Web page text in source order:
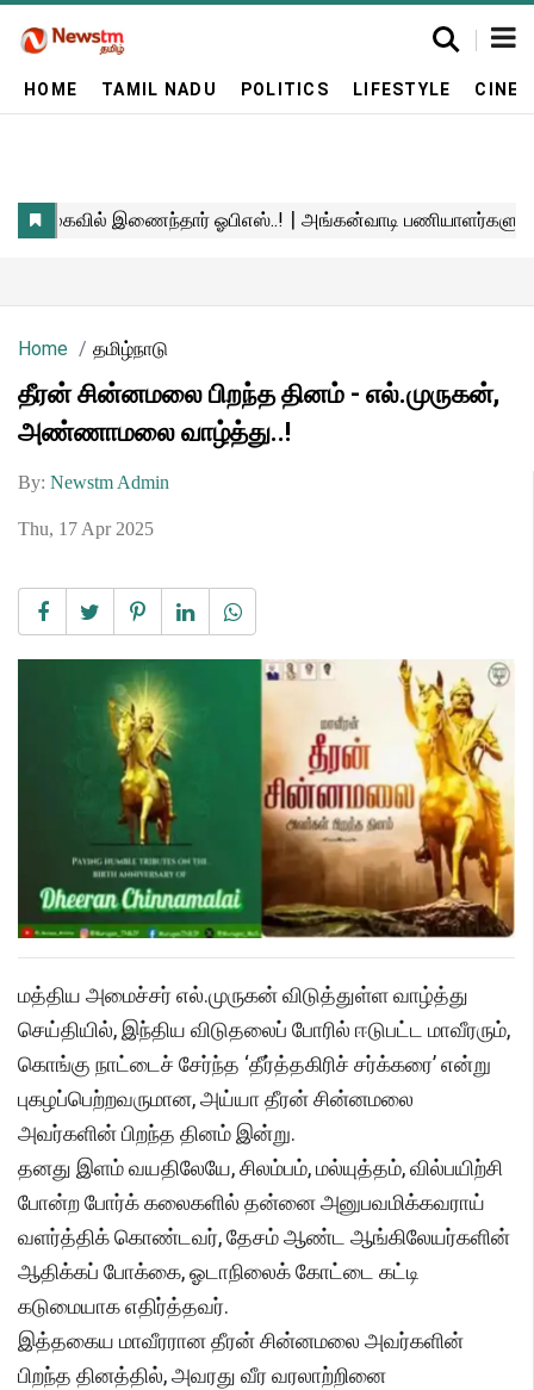
HOME TAMIL NADU POLITICS LIFESTYLE
Home தமிழ்நாடு
தீரன் சின்னமலை பிறந்த தினம் - எல்.முருகன்,
அண்ணாமலை வாழ்த்து..!
By: Newstm Admin
Thu, 17 Apr 2025
மத்திய அமைச்சர் எல்.முருகன் விடுத்துள்ள வாழ்த்து
செய்தியில், இந்திய விடுதலைப் போரில் ஈடுபட்ட மாவீரரும்,
கொங்கு நாட்டைச் சேர்ந்த ‘தீர்த்தகிரிச் சர்க்கரை’ என்று
புகழப்பெற்றவருமான, அய்யா தீரன் சின்னமலை
அவர்களின் பிறந்த தினம் இன்று.
தனது இளம் வயதிலேயே, சிலம்பம், மல்யுத்தம், வில்பயிற்சி
போன்ற போர்க் கலைகளில் தன்னை அனுபவமிக்கவராய்
வளர்த்திக் கொண்டவர், தேசம் ஆண்ட ஆங்கிலேயர்களின்
ஆதிக்கப் போக்கை, ஓடாநிலைக் கோட்டை கட்டி
கடுமையாக எதிர்த்தவர்.
இத்தகைய மாவீரரான தீரன் சின்னமலை அவர்களின்
பிறந்த தினத்தில், அவரது வீர வரலாற்றினை